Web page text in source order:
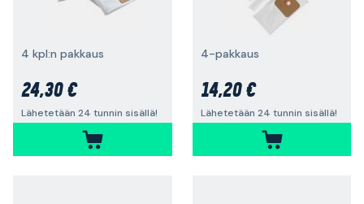
4 kpl:n pakkaus
24,30 €
Lähetetään 24 tunnin sisällä!
4-pakkaus
14,20 €
Lähetetään 24 tunnin sisällä!